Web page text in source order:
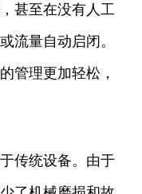
甚至在没有人工
流量自动启闭。
管理更加轻松，
传统设备。由于